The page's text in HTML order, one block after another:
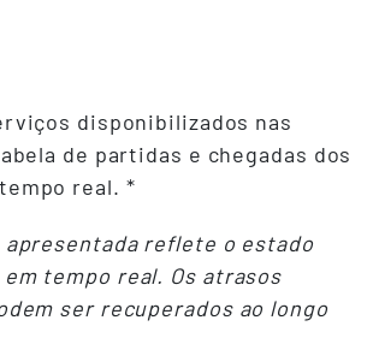
disponibilizados nas
de partidas e chegadas dos
real. *
apresentada reflete o estado
tempo real. Os atrasos
ser recuperados ao longo